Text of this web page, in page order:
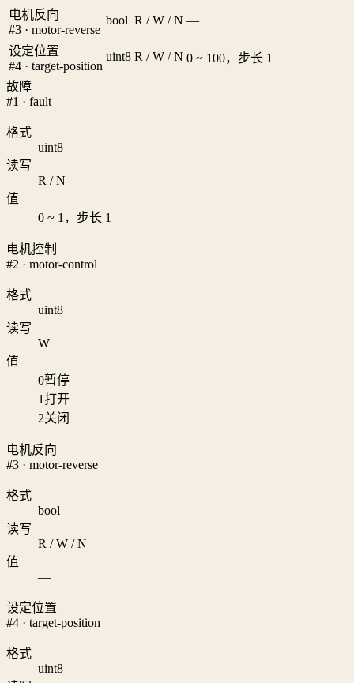
电机反向
#3 · motor-reverse
bool R / W / N —
设定位置
#4 · target-position
uint8 R / W / N 0 ~ 100，步长 1
故障
#1 · fault
格式
uint8
读写
R / N
值
0 ~ 1，步长 1
电机控制
#2 · motor-control
格式
uint8
读写
W
值
0暂停
1打开
2关闭
电机反向
#3 · motor-reverse
格式
bool
读写
R / W / N
值
—
设定位置
#4 · target-position
格式
uint8